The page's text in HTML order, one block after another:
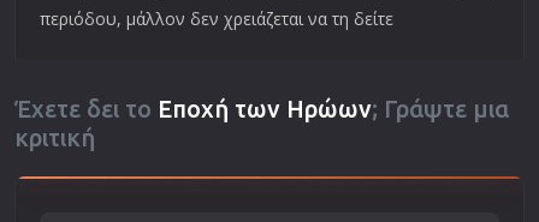
περιόδου, μάλλον δεν χρειάζεται να τη δείτε
Έχετε δει το Εποχή των Ηρώων; Γράψτε μια
κριτική